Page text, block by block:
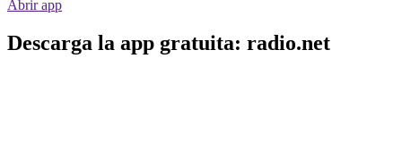
Abrir app
Descarga la app gratuita: radio.net